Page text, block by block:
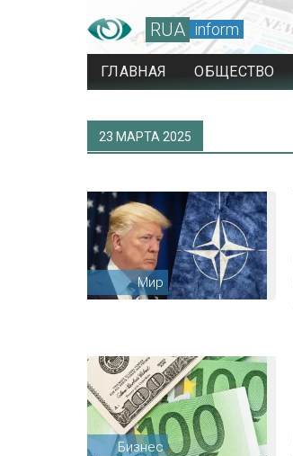
RUA inform
ГЛАВНАЯ ОБЩЕСТВО
23 МАРТА 2025
Мир
Бизнес